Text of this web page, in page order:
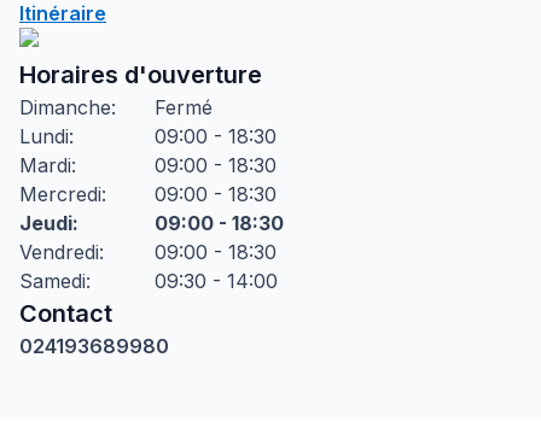
Itinéraire
Horaires d'ouverture
Dimanche:
Fermé
Lundi:
09:00 - 18:30
Mardi:
09:00 - 18:30
Mercredi:
09:00 - 18:30
Jeudi:
09:00 - 18:30
Vendredi:
09:00 - 18:30
Samedi: 09:30 - 14:00
Contact
024193689980